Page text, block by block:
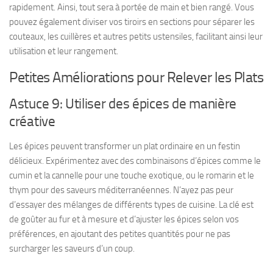
rapidement. Ainsi, tout sera à portée de main et bien rangé. Vous
pouvez également diviser vos tiroirs en sections pour séparer les
couteaux, les cuillères et autres petits ustensiles, facilitant ainsi leur
utilisation et leur rangement.
Petites Améliorations pour Relever les Plats
Astuce 9: Utiliser des épices de manière
créative
Les épices peuvent transformer un plat ordinaire en un festin
délicieux. Expérimentez avec des combinaisons d’épices comme le
cumin et la cannelle pour une touche exotique, ou le romarin et le
thym pour des saveurs méditerranéennes. N’ayez pas peur
d’essayer des mélanges de différents types de cuisine. La clé est
de goûter au fur et à mesure et d’ajuster les épices selon vos
préférences, en ajoutant des petites quantités pour ne pas
surcharger les saveurs d’un coup.